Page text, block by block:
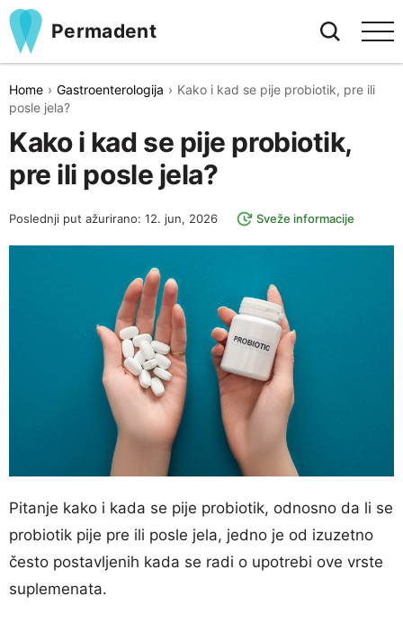
Permadent
Home Gastroenterologija
Kako i kad se pije probiotik, pre ili
posle jela?
Kako i kad se pije probiotik,
pre ili posle jela?
Poslednji put ažurirano: 12. jun, 2026 Sveže informacije
Pitanje kako i kada se pije probiotik, odnosno da li se
probiotik pije pre ili posle jela, jedno je od izuzetno
često postavljenih kada se radi o upotrebi ove vrste
suplemenata.